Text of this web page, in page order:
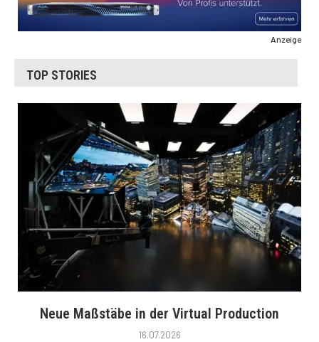
Anzeige
TOP STORIES
Neue Maßstäbe in der Virtual Production
16.07.2026